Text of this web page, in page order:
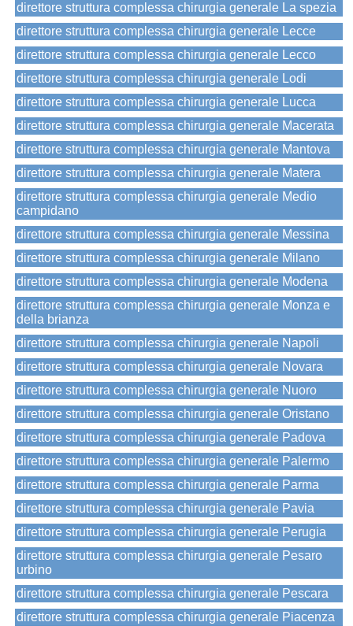
direttore struttura complessa chirurgia generale La spezia
direttore struttura complessa chirurgia generale Lecce
direttore struttura complessa chirurgia generale Lecco
direttore struttura complessa chirurgia generale Lodi
direttore struttura complessa chirurgia generale Lucca
direttore struttura complessa chirurgia generale Macerata
direttore struttura complessa chirurgia generale Mantova
direttore struttura complessa chirurgia generale Matera
direttore struttura complessa chirurgia generale Medio
campidano
direttore struttura complessa chirurgia generale Messina
direttore struttura complessa chirurgia generale Milano
direttore struttura complessa chirurgia generale Modena
direttore struttura complessa chirurgia generale Monza e
della brianza
direttore struttura complessa chirurgia generale Napoli
direttore struttura complessa chirurgia generale Novara
direttore struttura complessa chirurgia generale Nuoro
direttore struttura complessa chirurgia generale Oristano
direttore struttura complessa chirurgia generale Padova
direttore struttura complessa chirurgia generale Palermo
direttore struttura complessa chirurgia generale Parma
direttore struttura complessa chirurgia generale Pavia
direttore struttura complessa chirurgia generale Perugia
direttore struttura complessa chirurgia generale Pesaro
urbino
direttore struttura complessa chirurgia generale Pescara
direttore struttura complessa chirurgia generale Piacenza